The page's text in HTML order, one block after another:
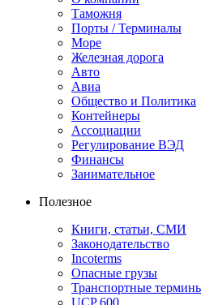
Таможня
Порты / Терминалы
Море
Железная дорога
Авто
Авиа
Общество и Политика
Контейнеры
Ассоциации
Регулирование ВЭД
Финансы
Занимательное
Полезное
Книги, статьи, СМИ
Законодательство
Incoterms
Опасные грузы
Транспортные
UCP 600